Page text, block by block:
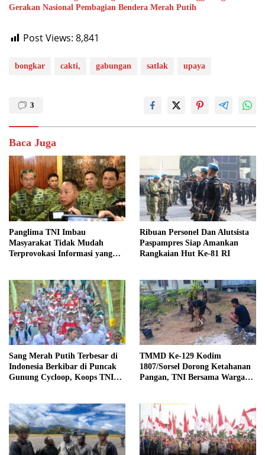
Gerakan Nasional Pembagian Bendera Merah Putih
Post Views: 8,841
bongkar cakti, gabungan satlak upaya
3
Baca Juga
Panglima TNI Imbau
Masyarakat Tidak Mudah
Terprovokasi Informasi yang
Ribuan Personel Dan Alutsista
Paspampres Siap Amankan
Rangkaian Hut Ke-81 RI
Sang Merah Putih Terbesar di
Indonesia Berkibar di Puncak
Gunung Cycloop, Koops TNI
Cenderawasih
TMMD Ke-129 Kodim
1807/Sorsel Dorong Ketahanan
Pangan, TNI Bersama Warga